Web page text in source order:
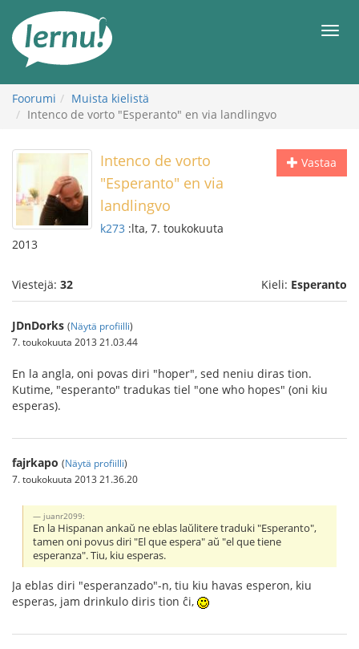
sisältöön
Foorumi
Muista kielistä
Intenco de vorto "Esperanto" en via landlingvo
Vastaa
Intenco de vorto
"Esperanto" en via
landlingvo
k273 :lta, 7. toukokuuta
2013
Viestejä: 32 Kieli: Esperanto
JDnDorks (Näytä profiilli)
7. toukokuuta 2013 21.03.44
En la angla, oni povas diri "hoper", sed neniu diras tion.
Kutime, "esperanto" tradukas tiel "one who hopes" (oni kiu
esperas).
fajrkapo (Näytä profiilli)
7. toukokuuta 2013 21.36.20
juanr2099:
En la Hispanan ankaŭ ne eblas laŭlitere traduki "Esperanto",
tamen oni povus diri "El que espera" aŭ "el que tiene
esperanza". Tiu, kiu esperas.
Ja eblas diri "esperanzado"-n, tiu kiu havas esperon, kiu
esperas, jam drinkulo diris tion ĉi,